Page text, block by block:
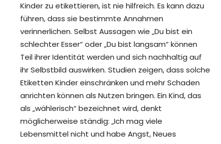
Kinder zu etikettieren, ist nie hilfreich. Es kann dazu
führen, dass sie bestimmte Annahmen
verinnerlichen. Selbst Aussagen wie „Du bist ein
schlechter Esser“ oder „Du bist langsam“ können
Teil ihrer Identität werden und sich nachhaltig auf
ihr Selbstbild auswirken. Studien zeigen, dass solche
Etiketten Kinder einschränken und mehr Schaden
anrichten können als Nutzen bringen. Ein Kind, das
als „wählerisch“ bezeichnet wird, denkt
möglicherweise ständig: „Ich mag viele
Lebensmittel nicht und habe Angst, Neues